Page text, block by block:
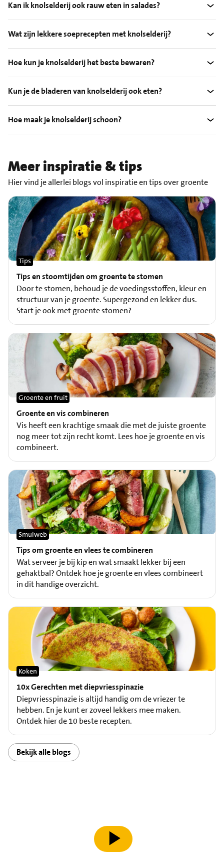
Kan ik knolselderij ook rauw eten in salades?
Wat zijn lekkere soeprecepten met knolselderij?
Hoe kun je knolselderij het beste bewaren?
Kun je de bladeren van knolselderij ook eten?
Hoe maak je knolselderij schoon?
Meer inspiratie & tips
Hier vind je allerlei blogs vol inspiratie en tips over groente
Tips en stoomtijden om groente te stomen
Tips
Door te stomen, behoud je de voedingsstoffen, kleur en
structuur van je groente. Supergezond en lekker dus.
Start je ook met groente stomen?
Groente en vis combineren
Groente en fruit
Vis heeft een krachtige smaak die met de juiste groente
nog meer tot zijn recht komt. Lees hoe je groente en vis
combineert.
Tips om groente en vlees te combineren
Smulweb
Wat serveer je bij kip en wat smaakt lekker bij een
gehaktbal? Ontdek hoe je groente en vlees combineert
in dit handige overzicht.
10x Gerechten met diepvriesspinazie
Koken
Diepvriesspinazie is altijd handig om de vriezer te
hebben. En je kunt er zoveel lekkers mee maken.
Ontdek hier de 10 beste recepten.
Bekijk alle blogs
speel video af